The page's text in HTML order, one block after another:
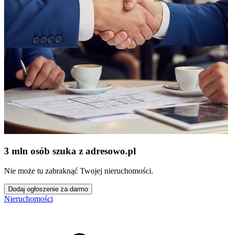
3 mln osób szuka z adresowo.pl
Nie może tu zabraknąć Twojej nieruchomości.
Dodaj ogłoszenie za darmo
Nieruchomości